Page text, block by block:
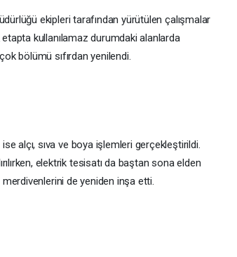
ekipleri tarafından yürütülen çalışmalar
kullanılamaz durumdaki alanlarda
bölümü sıfırdan yenilendi.
alçı, sıva ve boya işlemleri gerçekleştirildi.
elektrik tesisatı da baştan sona elden
merdivenlerini de yeniden inşa etti.